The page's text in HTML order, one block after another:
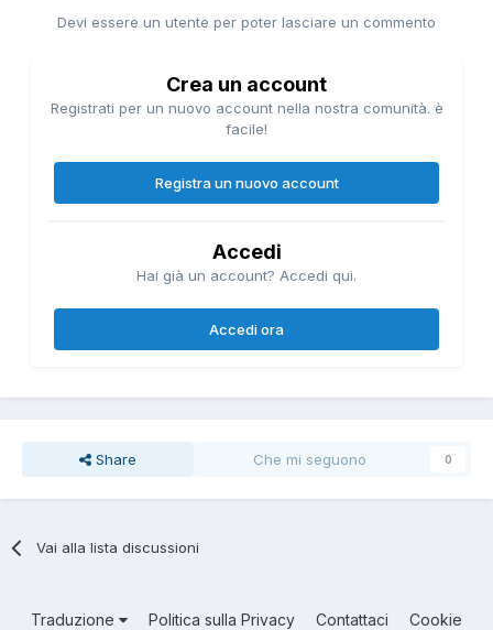
Devi essere un utente per poter lasciare un commento
Crea un account
Registrati per un nuovo account nella nostra comunità. è
facile!
Registra un nuovo account
Accedi
Hai già un account? Accedi qui.
Accedi ora
Share Che mi seguono 0
Vai alla lista discussioni
Traduzione Politica sulla Privacy Contattaci Cookie